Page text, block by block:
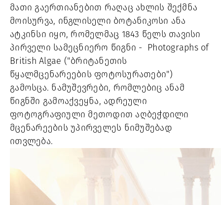
STUDIO
მათი გაერთიანებით რაღაც ახლის შექმნა
მოისურვა, ინგლისელი ბოტანიკოსი ანა
ატკინსი იყო, რომელმაც 1843 წელს თავისი
პირველი სამეცნიერო წიგნი - Photographs of
British Algae ("ბრიტანეთის
წყალმცენარეების ფოტოსურათები"
გამოსცა. ნამუშევრები, რომლებიც ანამ
წიგნში გამოაქვეყნა, ადრეული
ფოტოგრაფიული მეთოდით აღბეჭდილი
მცენარეების უპირველეს ნიმუშებად
ითვლება.